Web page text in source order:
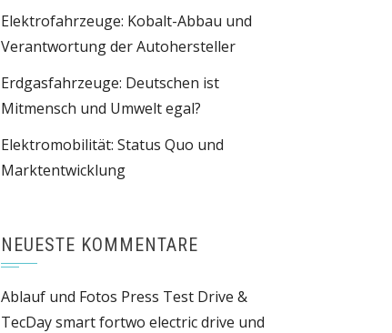
Elektrofahrzeuge: Kobalt-Abbau und
Verantwortung der Autohersteller
Erdgasfahrzeuge: Deutschen ist
Mitmensch und Umwelt egal?
Elektromobilität: Status Quo und
Marktentwicklung
NEUESTE KOMMENTARE
Ablauf und Fotos Press Test Drive &
TecDay smart fortwo electric drive und